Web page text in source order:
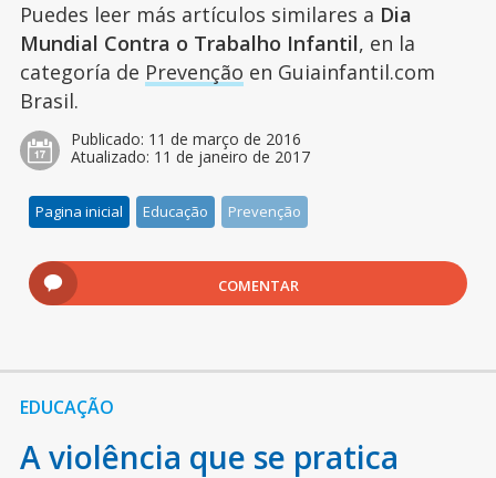
Puedes leer más artículos similares a Dia
Mundial Contra o Trabalho Infantil, en la
categoría de Prevenção en Guiainfantil.com
Brasil.
Publicado: 11 de março de 2016
Atualizado: 11 de janeiro de 2017
Pagina inicial Educação Prevenção
COMENTAR
EDUCAÇÃO
A violência que se pratica